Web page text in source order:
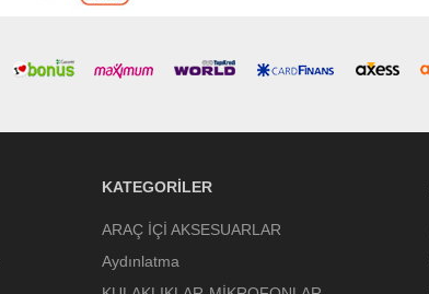
KATEGORILER
ARAÇ İÇİ AKSESUARLAR
Aydınlatma